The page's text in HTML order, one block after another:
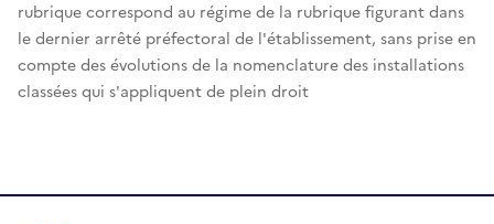
rubrique correspond au régime de la rubrique figurant dans
le dernier arrêté préfectoral de l'établissement, sans prise en
compte des évolutions de la nomenclature des installations
classées qui s'appliquent de plein droit